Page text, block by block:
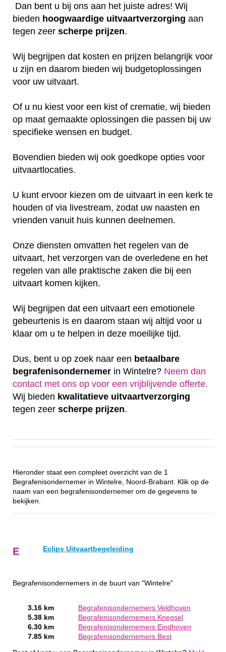
Dan bent u bij ons aan het juiste adres! Wij
bieden hoogwaardige uitvaartverzorging aan
tegen zeer scherpe prijzen.
Wij begrijpen dat kosten en prijzen belangrijk voor
u zijn en daarom bieden wij budgetoplossingen
voor uw uitvaart.
Of u nu kiest voor een kist of crematie, wij bieden
op maat gemaakte oplossingen die passen bij uw
specifieke wensen en budget.
Bovendien bieden wij ook goedkope opties voor
uitvaartlocaties.
U kunt ervoor kiezen om de uitvaart in een kerk te
houden of via livestream, zodat uw naasten en
vrienden vanuit huis kunnen deelnemen.
Onze diensten omvatten het regelen van de
uitvaart, het verzorgen van de overledene en het
regelen van alle praktische zaken die bij een
uitvaart komen kijken.
Wij begrijpen dat een uitvaart een emotionele
gebeurtenis is en daarom staan wij altijd voor u
klaar om u te helpen in deze moeilijke tijd.
Dus, bent u op zoek naar een betaalbare
begrafenisondernemer in Wintelre? Neem dan
contact met ons op voor een vrijblijvende offerte‎.
Wij bieden kwalitatieve uitvaartverzorging
tegen zeer scherpe prijzen.
Hieronder staat een compleet overzicht van de 1
Begrafenisondernemer in Wintelre, Noord-Brabant. Klik op de
naam van een begrafenisondernemer om de gegevens te
bekijken.
E Eclips Uitvaartbegeleiding
Begrafenisondernemers in de buurt van "Wintelre"
3.16 km
Begrafenisondernemers Veldhoven
5.38 km
Begrafenisondernemers Knegsel
6.30 km
Begrafenisondernemers Eindhoven
7.85 km
Begrafenisondernemers Best